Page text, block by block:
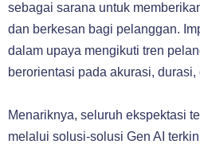
sebagai sarana untuk
dan berkesan bagi pelanggan.
dalam upaya mengikuti tren
berorientasi pada akurasi,
Menariknya, seluruh ekspektasi
melalui solusi-solusi Gen AI